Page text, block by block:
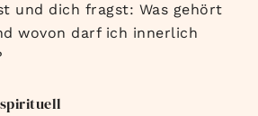
und dich fragst: Was gehört
wovon darf ich innerlich